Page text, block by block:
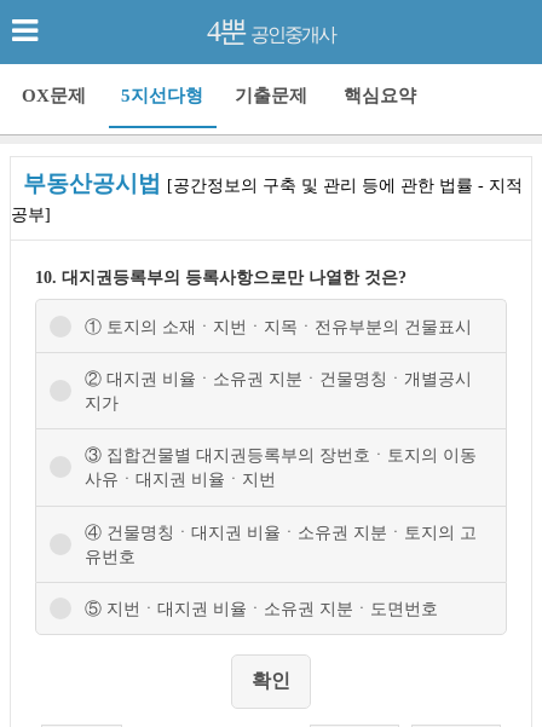
4뿐 공인중개사
OX문제 5지선다형 기출문제 핵심요약
부동산공시법
[공간정보의 구축 및 관리 등에 관한 법률 - 지적
공부]
10. 대지권등록부의 등록사항으로만 나열한 것은?
① 토지의 소재ㆍ지번ㆍ지목ㆍ전유부분의 건물표시
② 대지권 비율ㆍ소유권 지분ㆍ건물명칭ㆍ개별공시
지가
③ 집합건물별 대지권등록부의 장번호ㆍ토지의 이동
사유ㆍ대지권 비율ㆍ지번
④ 건물명칭ㆍ대지권 비율ㆍ소유권 지분ㆍ토지의 고
유번호
⑤ 지번ㆍ대지권 비율ㆍ소유권 지분ㆍ도면번호